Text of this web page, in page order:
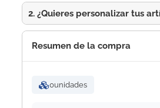
2. ¿Quieres personalizar tus
Resumen de la compra
0unidades